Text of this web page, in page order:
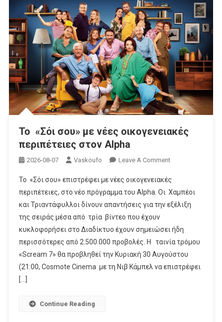
Το «Σόι σου» με νέες οικογενειακές
περιπέτειες στον Alpha
2026-08-07 Vaskoufo Leave A CommentOn
«Σόι
Σου»
Με
Περιπέτειες
Στον
Alpha
Το «Σόι σου» επιστρέφει με νέες οικογενειακές
περιπέτειες, στο νέο πρόγραμμα του Alpha. Οι Χαμπέοι
και Τριαντάφυλλοι δίνουν απαντήσεις για την εξέλιξη
της σειράς μέσα από τρία βίντεο που έχουν
κυκλοφορήσει στο Διαδίκτυο έχουν σημειώσει ήδη
περισσότερες από 2.500.000 προβολές. Η ταινία τρόμου
«Scream 7» θα προβληθεί την Κυριακή 30 Αυγούστου
(21:00, Cosmote Cinema με τη Νιβ Κάμπελ να επιστρέφει
[…]
Continue Reading